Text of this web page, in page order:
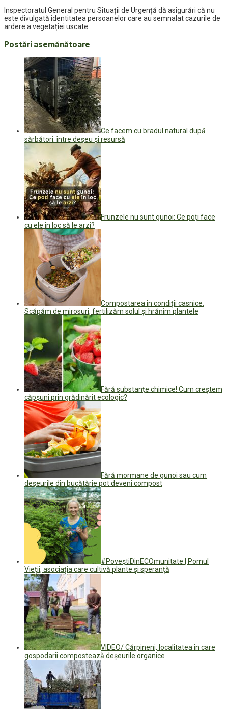
Inspectoratul General pentru Situații de Urgență dă asigurări că nu
este divulgată identitatea persoanelor care au semnalat cazurile de
ardere a vegetației uscate.
Postări asemănătoare
Ce facem cu bradul natural după
sărbători: între deșeu și resursă
Frunzele nu sunt gunoi: Ce poți face
cu ele în loc să le arzi?
Compostarea în condiții casnice.
Scăpăm de mirosuri, fertilizăm solul și hrănim plantele
Fără substanțe chimice! Cum creștem
căpșuni prin grădinărit ecologic?
Fără mormane de gunoi sau cum
deșeurile din bucătărie pot deveni compost
#PoveștiDinECOmunitate | Pomul
Vieții, asociația care cultivă plante și speranță
VIDEO/ Cărpineni, localitatea în care
gospodarii compostează deșeurile organice